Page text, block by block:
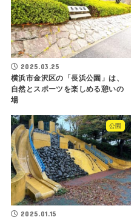
2025.03.25
横浜市金沢区の「長浜公園」は、
自然とスポーツを楽しめる憩いの
場
公園
2025.01.15